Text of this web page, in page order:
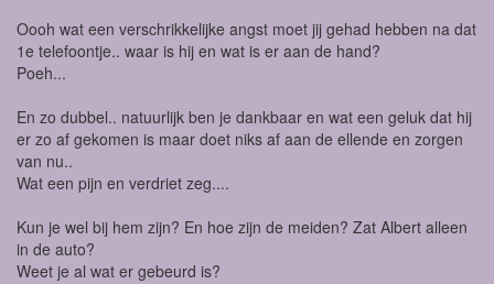
Oooh wat een verschrikkelijke angst moet jij gehad hebben na dat
1e telefoontje.. waar is hij en wat is er aan de hand?
Poeh...
En zo dubbel.. natuurlijk ben je dankbaar en wat een geluk dat hij
er zo af gekomen is maar doet niks af aan de ellende en zorgen
van nu..
Wat een pijn en verdriet zeg....
Kun je wel bij hem zijn? En hoe zijn de meiden? Zat Albert alleen
in de auto?
Weet je al wat er gebeurd is?